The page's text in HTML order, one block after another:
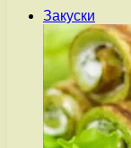
Закуски